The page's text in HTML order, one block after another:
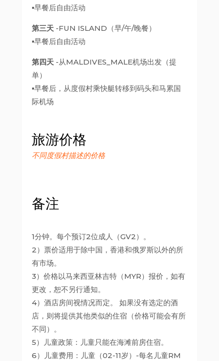
▪早餐后自由活动
第三天-FUN ISLAND（早/午/晚餐）
▪早餐后自由活动
第四天-从MALDIVES_MALE机场出发（提
单）
▪早餐后，从度假村乘快艇转移到码头和马累国
际机场
旅游价格
不同度假村描述的价格
备注
1分钟。每个预订2位成人（GV2）。
2）票价适用于除中国，香港和俄罗斯以外的所
有市场。
3）价格以马来西亚林吉特（MYR）报价，如有
更改，恕不另行通知。
4）酒店房间视情况而定。 如果没有选定的酒
店，则将提供其他类似的住宿（价格可能会有所
不同）。
5）儿童政策：儿童只能在海滩前房住宿。
6）儿童费用：儿童（02-11岁）-每名儿童RM